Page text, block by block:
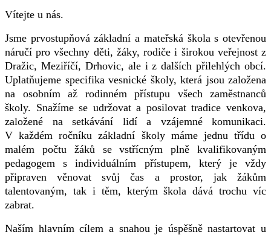
Vítejte u nás.
Jsme prvostupňová základní a mateřská škola s otevřenou
náručí pro všechny děti, žáky, rodiče i širokou veřejnost z
Dražic, Meziříčí, Drhovic, ale i z dalších přilehlých obcí.
Uplatňujeme specifika vesnické školy, která jsou založena
na osobním až rodinném přístupu všech zaměstnanců
školy. Snažíme se udržovat a posilovat tradice venkova,
založené na setkávání lidí a vzájemné komunikaci.
V každém ročníku základní školy máme jednu třídu o
malém počtu žáků se vstřícným plně kvalifikovaným
pedagogem s individuálním přístupem, který je vždy
připraven věnovat svůj čas a prostor, jak žákům
talentovaným, tak i těm, kterým škola dává trochu víc
zabrat.
Naším hlavním cílem a snahou je úspěšně nastartovat u